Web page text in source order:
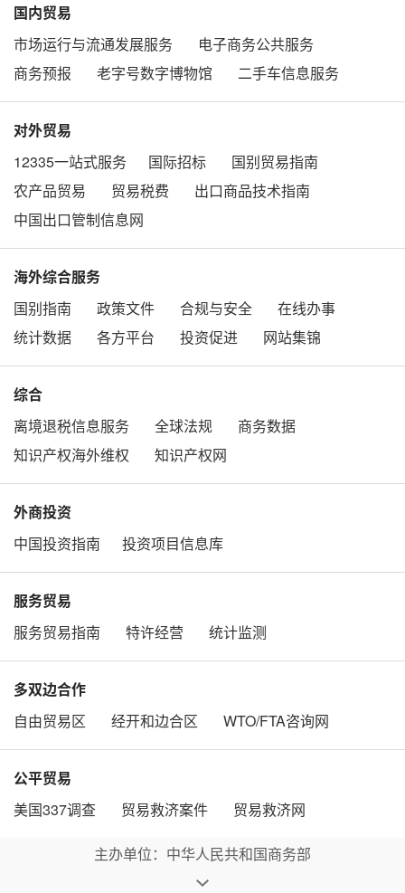
国内贸易
市场运行与流通发展服务
电子商务公共服务
商务预报
老字号数字博物馆 二手车信息服务
对外贸易
12335一站式服务
国际招标
国别贸易指南
农产品贸易
贸易税费
出口商品技术指南
中国出口管制信息网
海外综合服务
国别指南
政策文件 合规与安全
在线办事
统计数据
各方平台 投资促进 网站集锦
综合
离境退税信息服务
全球法规
商务数据
知识产权海外维权
知识产权网
外商投资
中国投资指南
投资项目信息库
服务贸易
服务贸易指南
特许经营 统计监测
多双边合作
自由贸易区
经开和边合区 WTO/FTA咨询网
公平贸易
美国337调查
贸易救济案件 贸易救济网
主办单位：中华人民共和国商务部